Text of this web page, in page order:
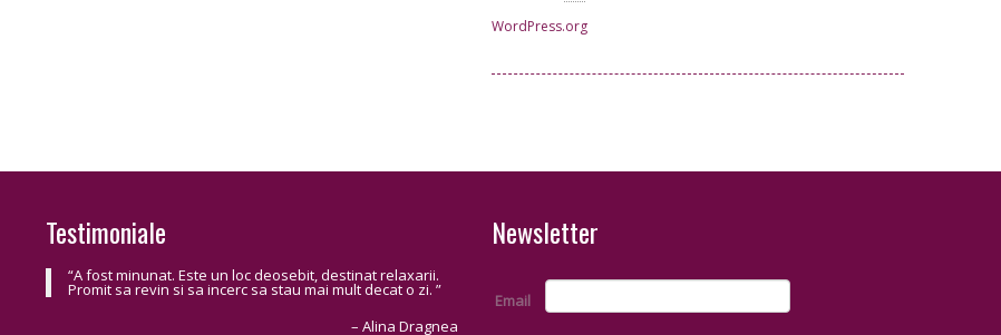
WordPress.org
Testimoniale
A fost minunat. Este un loc deosebit, destinat relaxarii.
Promit sa revin si sa incerc sa stau mai mult decat o zi.
Alina Dragnea
Newsletter
Email